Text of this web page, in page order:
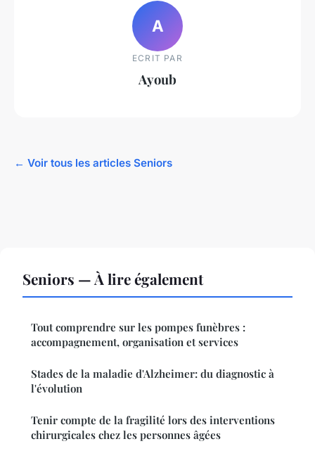
A
ECRIT PAR
Ayoub
← Voir tous les articles Seniors
Seniors — À lire également
Tout comprendre sur les pompes funèbres :
accompagnement, organisation et services
Stades de la maladie d'Alzheimer: du diagnostic à
l'évolution
Tenir compte de la fragilité lors des interventions
chirurgicales chez les personnes âgées